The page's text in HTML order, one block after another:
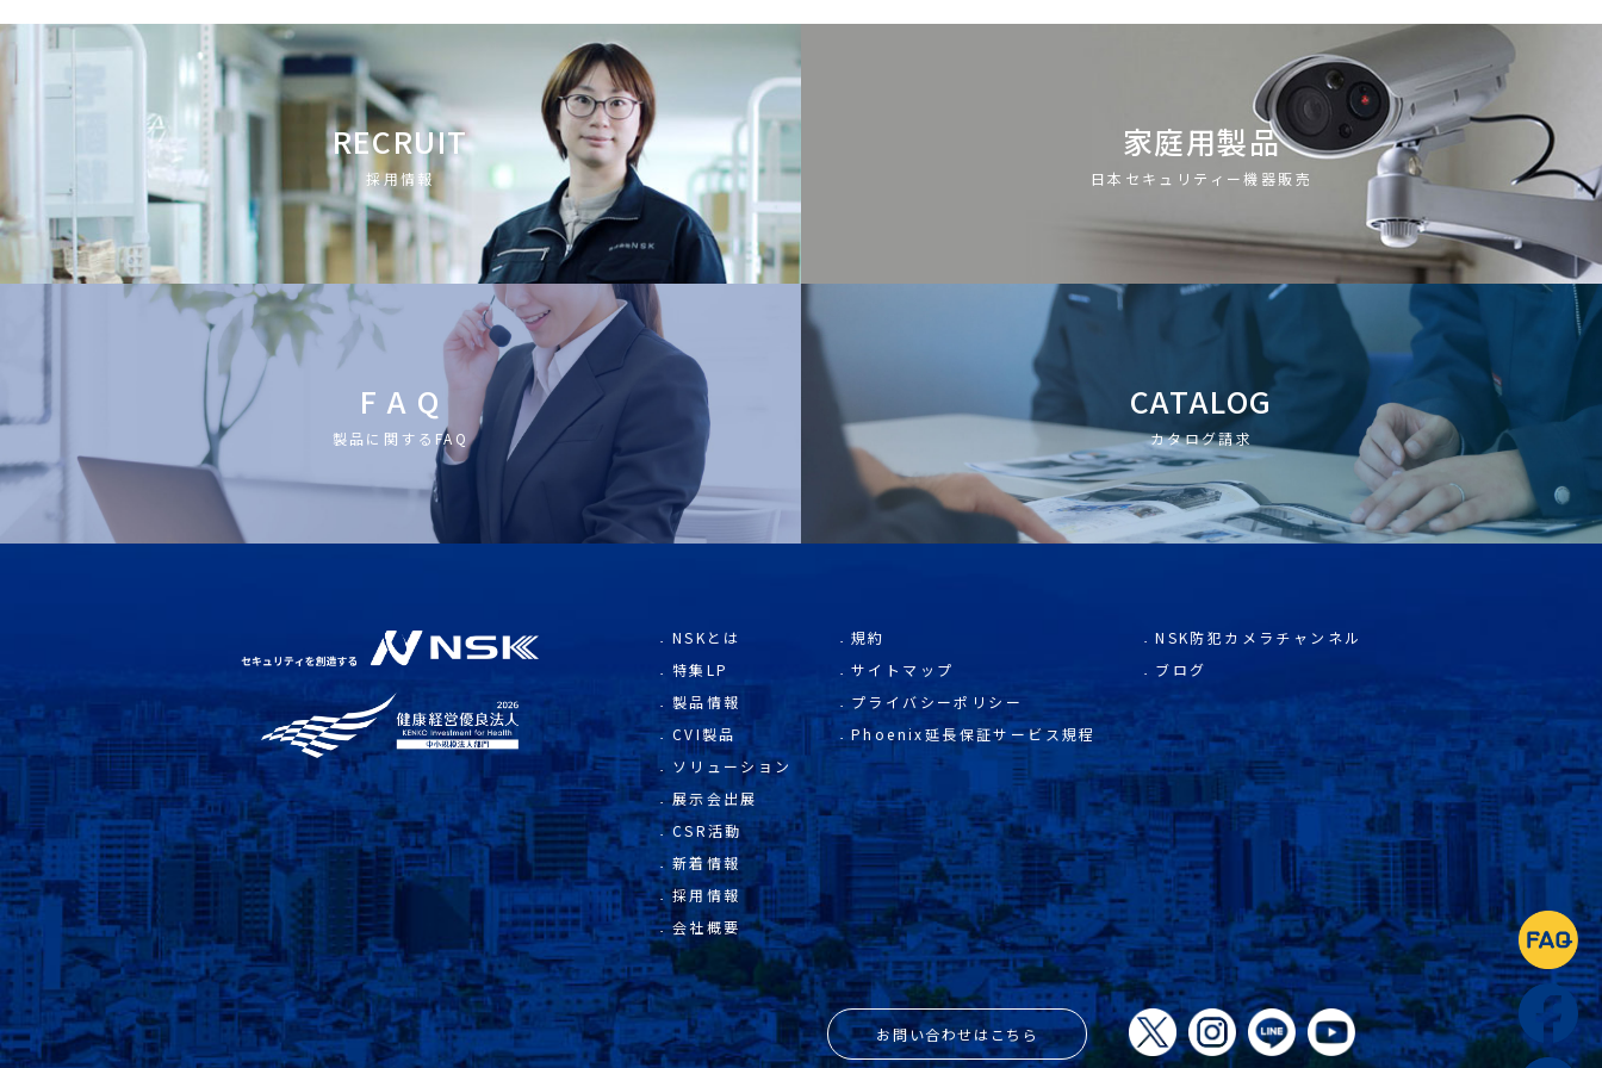
RECRUIT
採用情報
家庭用製品
日本セキュリティー機器販売
F A Q
製品に関するFAQ
CATALOG
カタログ請求
NSKとは
特集LP
製品情報
CVI製品
ソリューション
展示会出展
CSR活動
新着情報
採用情報
会社概要
規約
サイトマップ
プライバシーポリシー
Phoenix延長保証サービス規程
NSK防犯カメラチャンネル
ブログ
お問い合わせはこちら